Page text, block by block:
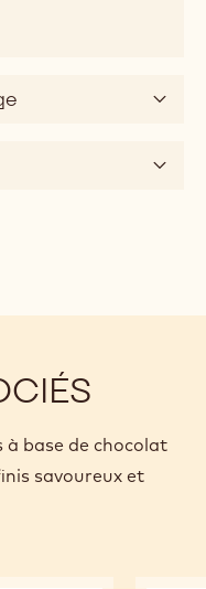
base de chocolat
savoureux et